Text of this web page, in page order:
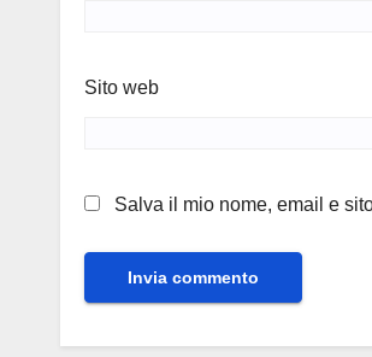
Sito web
Salva il mio nome, email e